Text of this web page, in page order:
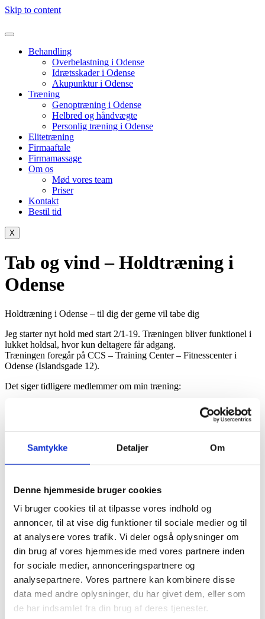
Samtykke Detaljer Om
Denne hjemmeside bruger cookies
Vi bruger cookies til at tilpasse vores indhold og
annoncer, til at vise dig funktioner til sociale medier og til
at analysere vores trafik. Vi deler også oplysninger om
din brug af vores hjemmeside med vores partnere inden
for sociale medier, annonceringspartnere og
analysepartnere. Vores partnere kan kombinere disse
data med andre oplysninger, du har givet dem, eller som
de har indsamlet fra din brug af deres tjenester.
Skip to content
Behandling
Overbelastning i Odense
Idrætsskader i Odense
Akupunktur i Odense
Træning
Genoptræning i Odense
Helbred og håndvægte
Personlig træning i Odense
Elitetræning
Firmaaftale
Firmamassage
Om os
Mød vores team
Priser
Kontakt
Bestil tid
X
Tab og vind – Holdtræning i
Odense
Holdtræning i Odense – til dig der gerne vil tabe dig
Jeg starter nyt hold med start 2/1-19. Træningen bliver funktionel i
lukket holdsal, hvor kun deltagere får adgang.
Træningen foregår på CCS – Training Center – Fitnesscenter i
Odense (Islandsgade 12).
Det siger tidligere medlemmer om min træning:
2 holdtræninger onsdag og fredag fra 12.00 til 13.00
🏋️1 månedlig vejning med fedtprocent, muskelmasse mv.
1 fællesmøde månedligt (sammen med vejning), hvor vi drøfter
udfordringer, træningsdosering mv.
Lukket facebookgruppe
: Træningen på holdet har ændret mit liv! inden jeg startede på
holdet kunne jeg ikke gå ned for at handle, cykle og kunne nærmest
ikke tage sko på uden at holde en pause. Nu er jeg fri for medicin.
Jeg kan i dag løbe og cykle og meget andet uden problemer.
Jeg har ved hjælp fra din træning og samtaler ude i Vivo tabt
omkring 20 kg.🙏🏼👍🏼